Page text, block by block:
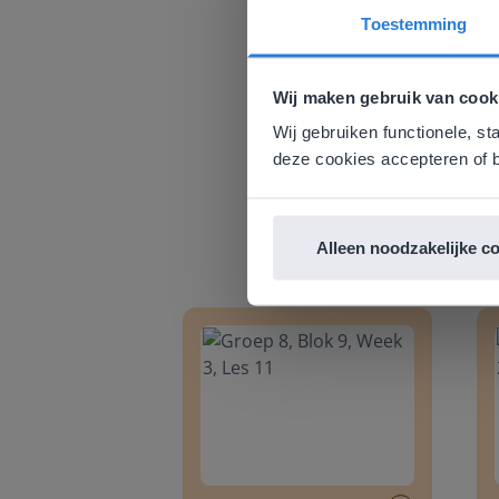
Toestemming
Wij maken gebruik van
Wij gebruiken functionele,
deze cookies accepteren of
Alleen noodzakelijke
Groep 8, Blok 9, Week 3, Les 11
Deze
Gezien